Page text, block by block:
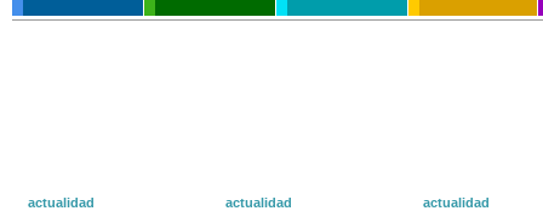
actualidad
actualidad
actualidad